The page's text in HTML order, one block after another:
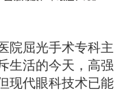
院屈光手术专科主
生活的今天，高强
现代眼科技术已能